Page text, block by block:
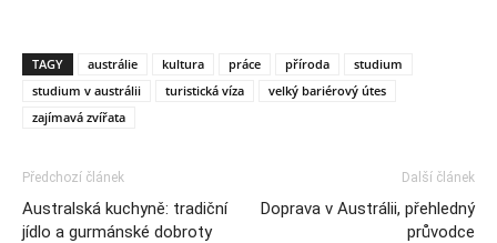
TAGY austrálie kultura práce příroda
studium
studium v austrálii
turistická víza
velký bariérový útes
zajímavá zvířata
Předchozí článek
Australská kuchyně: tradiční
jídlo a gurmánské dobroty
Další článek
Doprava v Austrálii, přehledný
průvodce